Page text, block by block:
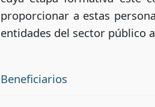
proporcionar a estas
entidades del sector público
Beneficiarios